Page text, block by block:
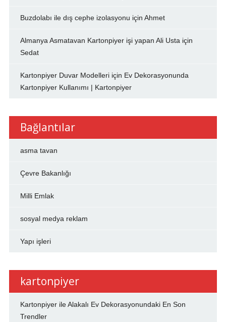
Buzdolabı ile dış cephe izolasyonu için Ahmet
Almanya Asmatavan Kartonpiyer işi yapan Ali Ustaiçin
Sedat
Kartonpiyer Duvar Modelleriiçin Ev Dekorasyonunda
Kartonpiyer Kullanımı | Kartonpiyer
Bağlantılar
asma tavan
Çevre Bakanlığı
Milli Emlak
sosyal medya reklam
Yapı işleri
kartonpiyer
Kartonpiyer ile Alakalı Ev Dekorasyonundaki En Son
Trendler